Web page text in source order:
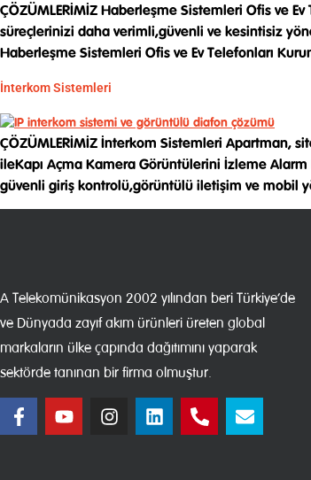
ÇÖZÜMLERİMİZ Haberleşme Sistemleri Ofis ve
süreçlerinizi daha verimli,güvenli ve kesintisiz
Haberleşme Sistemleri Ofis ve Ev Telefonları
İnterkom Sistemleri
ÇÖZÜMLERİMİZ İnterkom Sistemleri
ileKapı Açma Kamera Görüntülerini İzleme
güvenli giriş kontrolü,görüntülü iletişim ve mobil
A Telekomünikasyon 2002 yılından beri Türkiye’de
ve Dünyada zayıf akım ürünleri üreten global
markaların ülke çapında dağıtımını yaparak
sektörde tanınan bir firma olmuştur.